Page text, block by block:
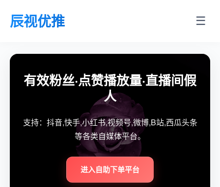
辰视优推 ☰
有效粉丝·点赞播放量·直播间假
人
支持：抖音,快手,小红书,视频号,微博,B站,西瓜头条
等各类自媒体平台。
进入自助下单平台